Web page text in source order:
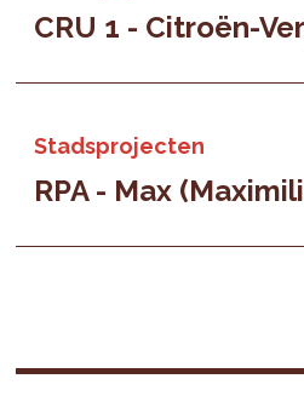
CRU 1 - Citroën-
Stadsprojecten
RPA - Max